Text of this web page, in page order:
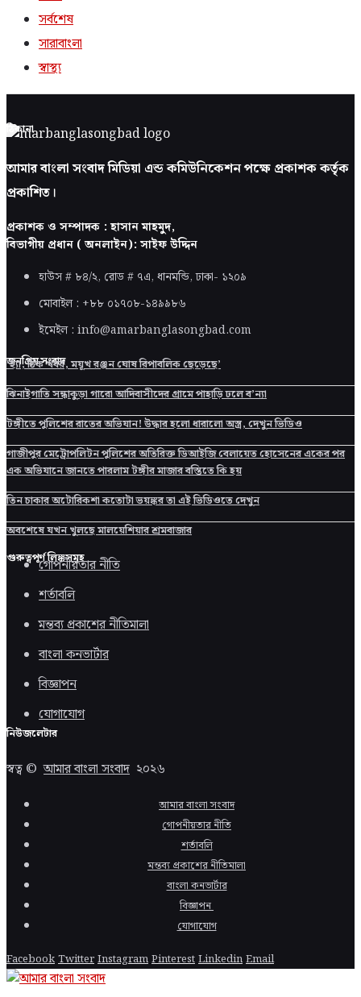
সর্বশেষ
সারাবাংলা
স্বাস্থ্য
ঠিকানা
আমার বাংলা সংবাদ মিডিয়া এন্ড কমিউনিকেশন পক্ষে প্রকাশক কর্তৃক
প্রকাশিত।
প্রকাশক ও সম্পাদক : হাসান মাহমুদ,
বিভাগীয় প্রধান ( অনলাইন): সাইফ উদ্দিন
হাউস # ৮৪/২, রোড # ৭এ, ধানমন্ডি, ঢাকা- ১২০৯
মোবাইল : +৮৮ ০১৭০৮-১৪৯৯৮৬
ইমেইল : info@amarbanglasongbad.com
জনপ্রিয় সংবাদ
‘হ্যাঁ, ঠিক খবর, ময়ূখ রঞ্জন ঘোষ রিপাবলিক ছেড়েছে’
ঝিনাইগাতি সন্ধাকুড়া গারো আদিবাসীদের গ্রামে পাহাড়ি ঢলে ব’ন্যা
টঙ্গীতে পুলিশের রাতের অভিযান! উদ্ধার হলো ধারালো অস্ত্র, দেখুন ভিডিও
গাজীপুর মেট্রোপলিটন পুলিশের অতিরিক্ত ডিআইজি বেলায়েত হোসেনের একের পর
এক অভিযানে জানতে পারলাম টঙ্গীর মাজার বস্তিতে কি হয়
তিন চাকার অটোরিকশা কতোটা ভয়ঙ্কর তা এই ভিডিওতে দেখুন
অবশেষে যখন খুলছে মালয়েশিয়ার শ্রমবাজার
গুরুত্বপূর্ণ লিঙ্কসমূহ
গোপনীয়তার নীতি
শর্তাবলি
মন্তব্য প্রকাশের নীতিমালা
বাংলা কনভার্টার
বিজ্ঞাপন
যোগাযোগ
নিউজলেটার
স্বত্ব ©আমার বাংলা সংবাদ ২০২৬
আমার বাংলা সংবাদ
গোপনীয়তার নীতি
শর্তাবলি
মন্তব্য প্রকাশের নীতিমালা
বাংলা কনভার্টার
বিজ্ঞাপন
যোগাযোগ
FacebookTwitterInstagramPinterestLinkedinEmail